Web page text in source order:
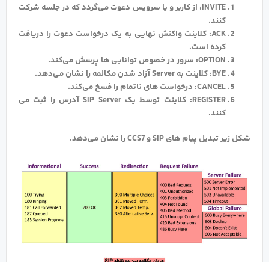
INVITE: از کاربر و یا سرویس دعوت می‌گردد که در جلسه شرکت
کنند.
ACK: کلاینت واکنش نهایی به یک درخواست دعوت را دریافت
کرده است.
OPTION: سرور در خصوص توانایی ها پرسش می‌کند.
BYE: کلاینت به Server آزاد شدن مکالمه را نشان می‌دهد.
CANCEL: درخواست های ناتمام را فسخ می‌کند.
REGISTER: کلاینت توسط یک SIP Server آدرس را ثبت می
کنند.
شکل زیر تبدیل پیام های SIP و CCS7 را نشان می‌دهد.